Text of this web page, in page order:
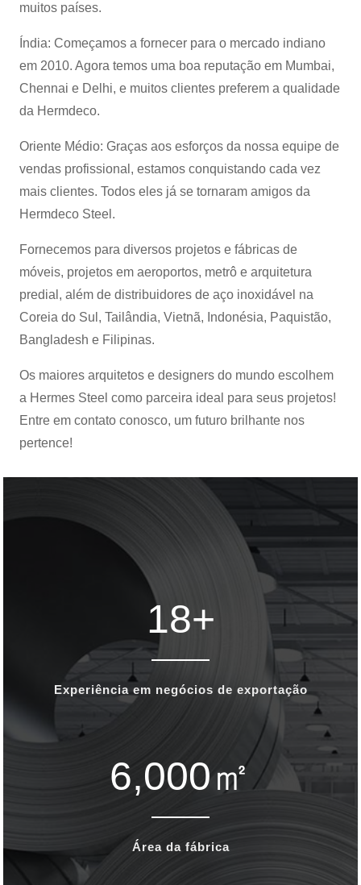
muitos países.
Índia: Começamos a fornecer para o mercado indiano
em 2010. Agora temos uma boa reputação em Mumbai,
Chennai e Delhi, e muitos clientes preferem a qualidade
da Hermdeco.
Oriente Médio: Graças aos esforços da nossa equipe de
vendas profissional, estamos conquistando cada vez
mais clientes. Todos eles já se tornaram amigos da
Hermdeco Steel.
Fornecemos para diversos projetos e fábricas de
móveis, projetos em aeroportos, metrô e arquitetura
predial, além de distribuidores de aço inoxidável na
Coreia do Sul, Tailândia, Vietnã, Indonésia, Paquistão,
Bangladesh e Filipinas.
Os maiores arquitetos e designers do mundo escolhem
a Hermes Steel como parceira ideal para seus projetos!
Entre em contato conosco, um futuro brilhante nos
pertence!
18+
Experiência em negócios de exportação
6,000㎡
Área da fábrica